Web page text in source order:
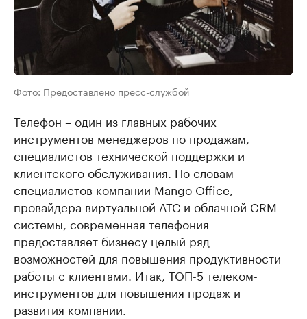
Фото: Предоставлено пресс-службой
Телефон – один из главных рабочих
инструментов менеджеров по продажам,
специалистов технической поддержки и
клиентского обслуживания. По словам
специалистов компании Mango Office,
провайдера виртуальной АТС и облачной CRM-
системы, современная телефония
предоставляет бизнесу целый ряд
возможностей для повышения продуктивности
работы с клиентами. Итак, ТОП-5 телеком-
инструментов для повышения продаж и
развития компании.